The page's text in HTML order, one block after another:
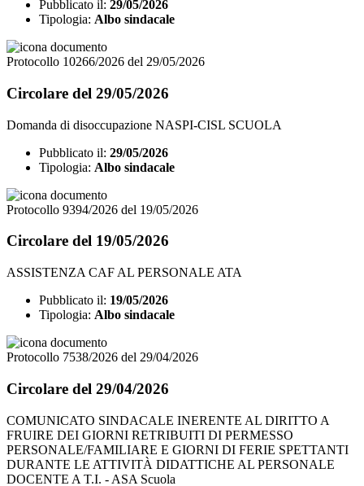
Pubblicato il: 29/05/2026
Tipologia: Albo sindacale
Protocollo 10266/2026 del 29/05/2026
Circolare del 29/05/2026
Domanda di disoccupazione NASPI-CISL SCUOLA
Pubblicato il: 29/05/2026
Tipologia: Albo sindacale
Protocollo 9394/2026 del 19/05/2026
Circolare del 19/05/2026
ASSISTENZA CAF AL PERSONALE ATA
Pubblicato il: 19/05/2026
Tipologia: Albo sindacale
Protocollo 7538/2026 del 29/04/2026
Circolare del 29/04/2026
COMUNICATO SINDACALE INERENTE AL DIRITTO A
FRUIRE DEI GIORNI RETRIBUITI DI PERMESSO
PERSONALE/FAMILIARE E GIORNI DI FERIE SPETTANTI
DURANTE LE ATTIVITÀ DIDATTICHE AL PERSONALE
DOCENTE A T.I. - ASA Scuola